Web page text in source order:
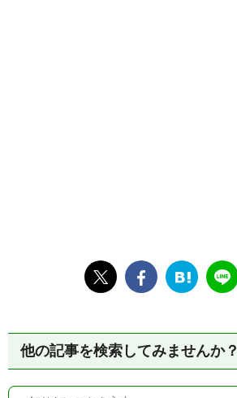
他の記事を検索してみませんか？